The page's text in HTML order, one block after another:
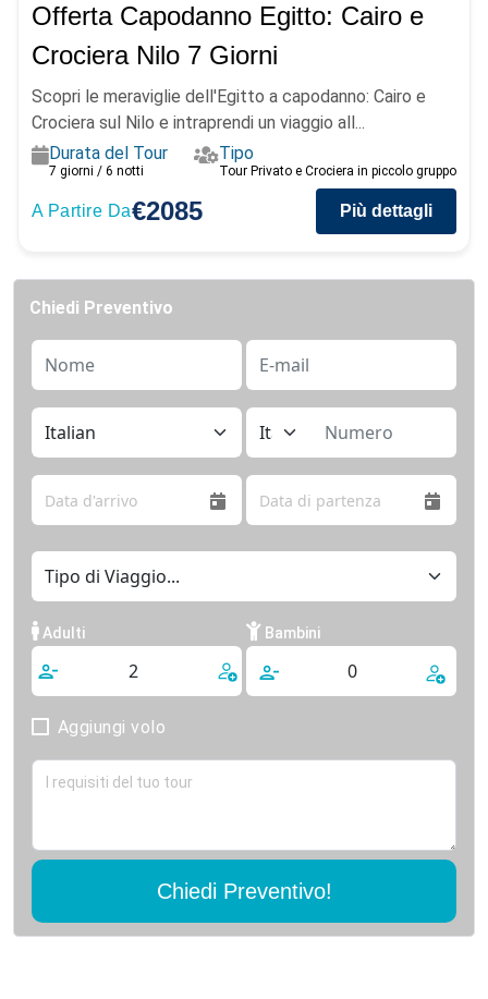
Offerta Capodanno Egitto: Cairo e
Crociera Nilo 7 Giorni
Scopri le meraviglie dell'Egitto a capodanno: Cairo e
Crociera sul Nilo e intraprendi un viaggio all...
Durata del Tour
7 giorni / 6 notti
Tipo
Tour Privato e Crociera in piccolo gruppo
A Partire Da€2085 Più dettagli
Chiedi Preventivo
Adulti Bambini
Aggiungi volo
Chiedi Preventivo!